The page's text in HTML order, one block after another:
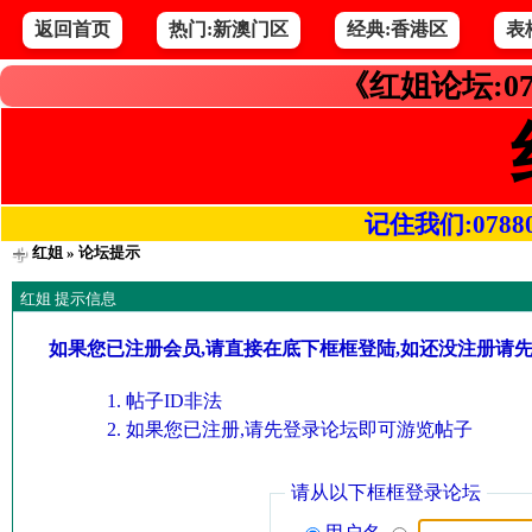
返回首页 热门:新澳门区 经典:香港区 表
《红姐论坛
记住我们
红姐» 论坛提示
红姐 提示信息
如果您已注册会员,请直接在底下框框登陆,如还没注册请
帖子ID非法
如果您已注册,请先登录论坛即可游览帖子
请从以下框框登录论坛